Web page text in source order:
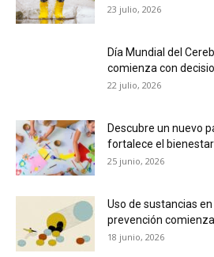
23 julio, 2026
Día Mundial del
comienza con
22 julio, 2026
Descubre un nuevo
fortalece el bienestar
25 junio, 2026
Uso de sustancias
prevención
18 junio, 2026